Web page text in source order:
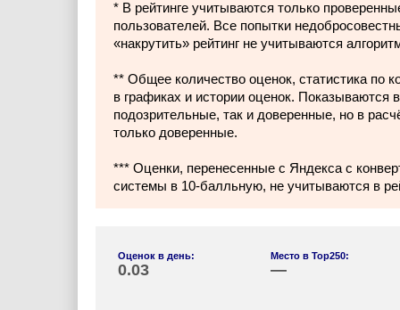
* В рейтинге учитываются только
пользователей. Все попытки
«накрутить» рейтинг не учитываются
** Общее количество оценок, статистика по
в графиках и истории оценок. Показываются
подозрительные, так и доверенные, но в
только доверенные.
*** Оценки, перенесенные с Яндекса с
системы в 10-балльную, не учитываются в
Оценок в день:
0.03
Место в Top250:
—